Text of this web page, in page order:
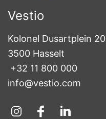
Vestio
Kolonel Dusartplein 20
3500 Hasselt
+32 11 800 000
info@vestio.com